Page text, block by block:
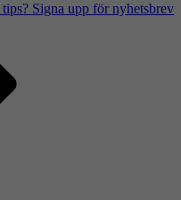
Signa upp för nyhetsbrev